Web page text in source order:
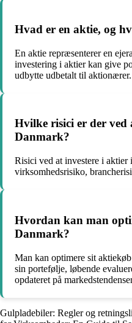
Hvad er en aktie, og
En aktie repræsenterer en
investering i aktier kan give
udbytte udbetalt til aktionærer.
Hvilke risici er der ved
Danmark?
Risici ved at investere i
virksomhedsrisiko,
Hvordan kan man
Danmark?
Man kan optimere sit
sin portefølje, løbende
opdateret på
Gulpladebiler: Regler og